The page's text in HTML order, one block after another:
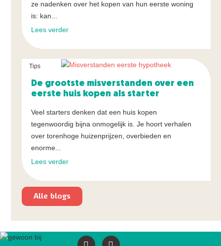
ze nadenken over het kopen van hun eerste woning
is: kan...
Lees verder
Tips
De grootste misverstanden over een
eerste huis kopen als starter
Veel starters denken dat een huis kopen
tegenwoordig bijna onmogelijk is. Je hoort verhalen
over torenhoge huizenprijzen, overbieden en
enorme...
Lees verder
Alle blogs